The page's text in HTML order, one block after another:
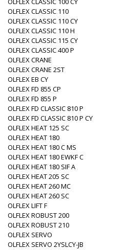
OLFLEX CLASSIC 110
OLFLEX CLASSIC 110 CY
OLFLEX CLASSIC 110 H
OLFLEX CLASSIC 115 CY
OLFLEX CLASSIC 400 P
OLFLEX CRANE
OLFLEX CRANE 2ST
OLFLEX EB CY
OLFLEX FD 855 CP
OLFLEX FD 855 P
OLFLEX FD CLASSIC 810 P
OLFLEX FD CLASSIC 810 P CY
OLFLEX HEAT 125 SC
OLFLEX HEAT 180
OLFLEX HEAT 180 C MS
OLFLEX HEAT 180 EWKF C
OLFLEX HEAT 180 SIF A
OLFLEX HEAT 205 SC
OLFLEX HEAT 260 MC
OLFLEX HEAT 260 SC
OLFLEX LIFT F
OLFLEX ROBUST 200
OLFLEX ROBUST 210
OLFLEX SERVO
OLFLEX SERVO 2YSLCY-JB